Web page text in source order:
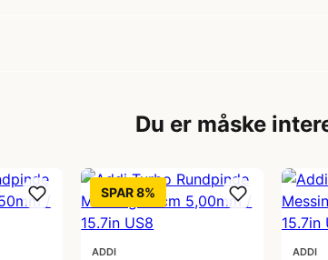
Du er måske
SPAR 8%
ADDI ADDI